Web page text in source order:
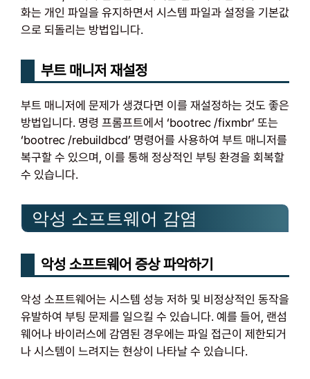
화는 개인 파일을 유지하면서 시스템 파일과 설정을 기본값
으로 되돌리는 방법입니다.
부트 매니저 재설정
부트 매니저에 문제가 생겼다면 이를 재설정하는 것도 좋은
방법입니다. 명령 프롬프트에서 ‘bootrec /fixmbr’ 또는
‘bootrec /rebuildbcd’ 명령어를 사용하여 부트 매니저를
복구할 수 있으며, 이를 통해 정상적인 부팅 환경을 회복할
수 있습니다.
악성 소프트웨어 감염
악성 소프트웨어 증상 파악하기
악성 소프트웨어는 시스템 성능 저하 및 비정상적인 동작을
유발하여 부팅 문제를 일으킬 수 있습니다. 예를 들어, 랜섬
웨어나 바이러스에 감염된 경우에는 파일 접근이 제한되거
나 시스템이 느려지는 현상이 나타날 수 있습니다.